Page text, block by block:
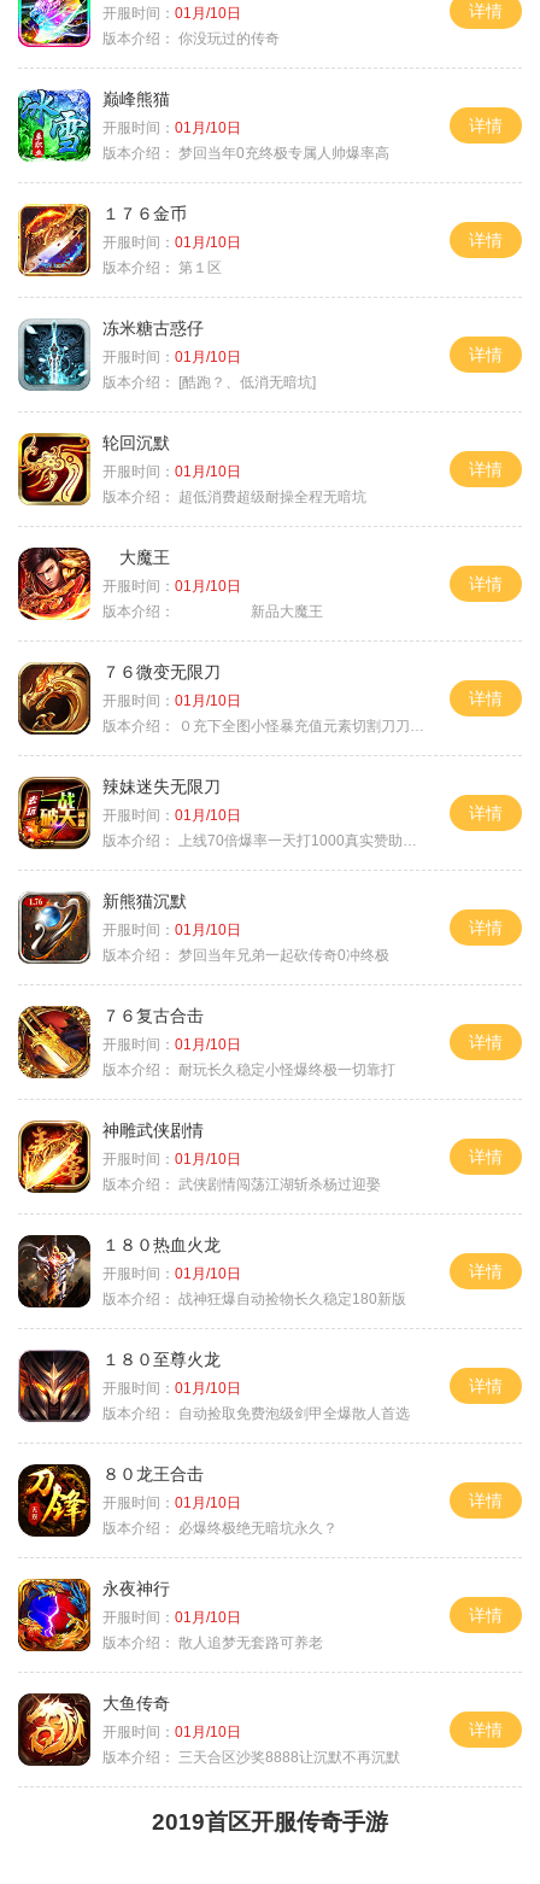
开服时间： 01月/10日
版本介绍： 你没玩过的传奇
详情
巅峰熊猫
开服时间： 01月/10日
版本介绍： 梦回当年0充终极专属人帅爆率高
详情
１７６金币
开服时间： 01月/10日
版本介绍： 第１区
详情
冻米糖古惑仔
开服时间： 01月/10日
版本介绍：
[酷跑？、低消无暗坑]
详情
轮回沉默
开服时间： 01月/10日
版本介绍：
超低消费超级耐操全程无暗坑
详情
大魔王
开服时间： 01月/10日
版本介绍：
新品大魔王
详情
７６微变无限刀
开服时间： 01月/10日
版本介绍：
０充下全图小怪暴充值元素切割刀刀极品
详情
辣妹迷失无限刀
开服时间： 01月/10日
版本介绍：
上线70倍爆率一天打1000真实赞助一夜终
详情
新熊猫沉默
开服时间： 01月/10日
版本介绍： 梦回当年兄弟一起砍传奇0冲终极
详情
７６复古合击
开服时间： 01月/10日
版本介绍： 耐玩长久稳定小怪爆终极一切靠打
详情
神雕武侠剧情
开服时间： 01月/10日
版本介绍： 武侠剧情闯荡江湖斩杀杨过迎娶
详情
１８０热血火龙
开服时间： 01月/10日
版本介绍： 战神狂爆自动捡物长久稳定180新版
详情
１８０至尊火龙
开服时间： 01月/10日
版本介绍：
自动捡取免费泡级剑甲全爆散人首选
详情
８０龙王合击
开服时间： 01月/10日
版本介绍：
必爆终极绝无暗坑永久？
详情
永夜神行
开服时间： 01月/10日
版本介绍： 散人追梦无套路可养老
详情
大鱼传奇
开服时间： 01月/10日
版本介绍：
三天合区沙奖8888让沉默不再沉默
详情
2019首区开服传奇手游